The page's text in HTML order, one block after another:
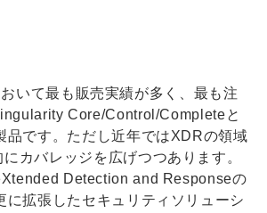
いて最も販売実績が多く、最も注
Core/Control/Completeと
品です。ただし近年ではXDRの領域
カバレッジを広げつつあります。
Detection and Responseの
に拡張したセキュリティソリューシ